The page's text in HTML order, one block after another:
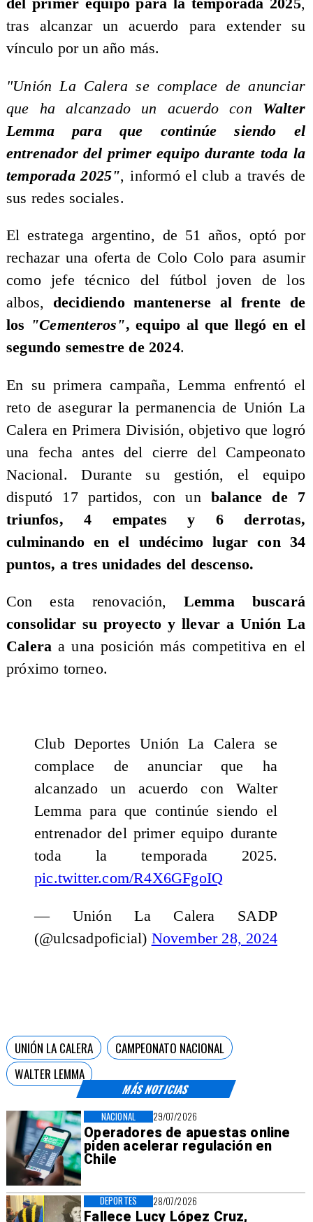
MÁS NOTICIAS
29/07/2026
Operadores de apuestas online
piden acelerar regulación en
Chile
NACIONAL
28/07/2026
Fallece Lucy López Cruz,
DEPORTES
del primer equipo para la temporada 2025,
tras alcanzar un acuerdo para extender su
vínculo por un año más.
"Unión La Calera se complace de anunciar
que ha alcanzado un acuerdo con Walter
Lemma para que continúe siendo el
entrenador del primer equipo durante toda la
temporada 2025", informó el club a través de
sus redes sociales.
El estratega argentino, de 51 años, optó por
rechazar una oferta de Colo Colo para asumir
como jefe técnico del fútbol joven de los
albos, decidiendo mantenerse al frente de
los "Cementeros", equipo al que llegó en el
segundo semestre de 2024.
En su primera campaña, Lemma enfrentó el
reto de asegurar la permanencia de Unión La
Calera en Primera División, objetivo que logró
una fecha antes del cierre del Campeonato
Nacional. Durante su gestión, el equipo
disputó 17 partidos, con un balance de 7
triunfos, 4 empates y 6 derrotas,
culminando en el undécimo lugar con 34
puntos, a tres unidades del descenso.
Con esta renovación, Lemma buscará
consolidar su proyecto y llevar a Unión La
Calera a una posición más competitiva en el
próximo torneo.
Club Deportes Unión La Calera se
complace de anunciar que ha
alcanzado un acuerdo con Walter
Lemma para que continúe siendo el
entrenador del primer equipo durante
toda la temporada 2025.
pic.twitter.com/R4X6GFgoIQ
— Unión La Calera SADP
(@ulcsadpoficial) November 28, 2024
UNIÓN LA CALERA
CAMPEONATO NACIONAL
WALTER LEMMA